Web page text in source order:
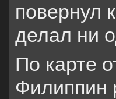
повернул
делал ни
По карте
Филиппин